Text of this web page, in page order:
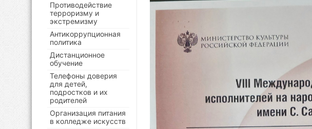
Противодействие
терроризму и
экстремизму
Антикоррупционная
политика
Дистанционное
обучение
Телефоны доверия
для детей,
подростков и их
родителей
Организация питания
в колледже искусств